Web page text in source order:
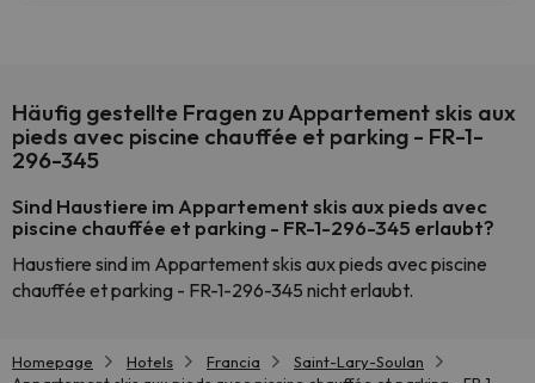
Häufig gestellte Fragen zu Appartement skis aux
pieds avec piscine chauffée et parking - FR-1-
296-345
Sind Haustiere im Appartement skis aux pieds avec
piscine chauffée et parking - FR-1-296-345 erlaubt?
Haustiere sind im Appartement skis aux pieds avec piscine
chauffée et parking - FR-1-296-345 nicht erlaubt.
Homepage Hotels Francia
Saint-Lary-Soulan